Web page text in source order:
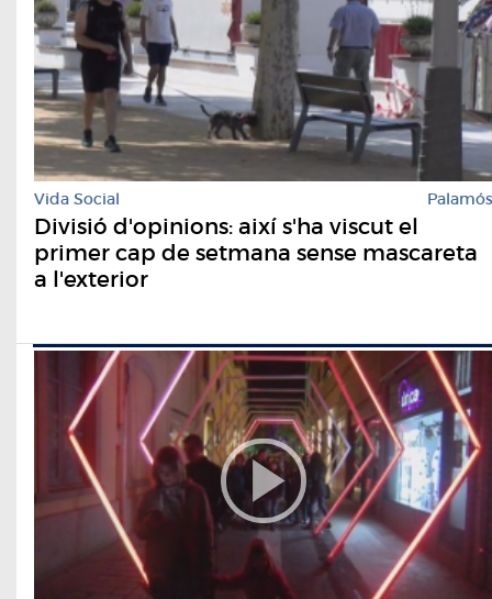
Vida Social Palamós
Divisió d'opinions: així s'ha viscut el
primer cap de setmana sense mascareta
a l'exterior